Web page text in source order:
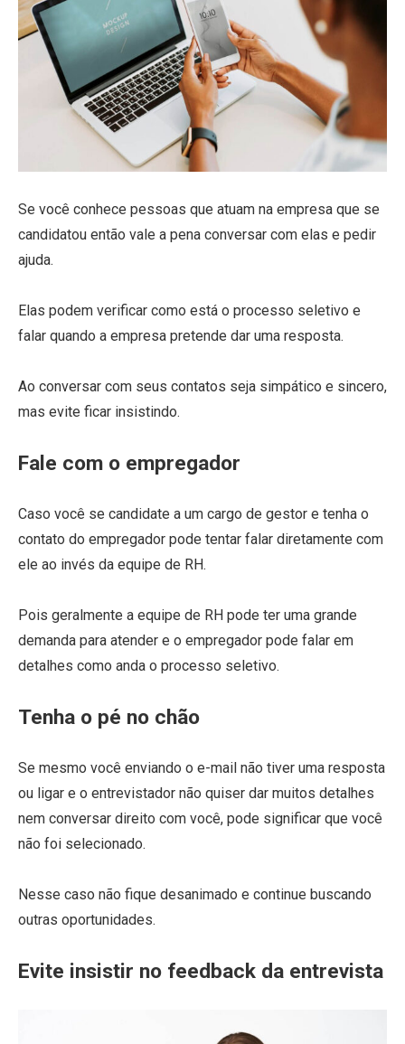
Se você conhece pessoas que atuam na empresa que se
candidatou então vale a pena conversar com elas e pedir
ajuda.
Elas podem verificar como está o processo seletivo e
falar quando a empresa pretende dar uma resposta.
Ao conversar com seus contatos seja simpático e sincero,
mas evite ficar insistindo.
Fale com o empregador
Caso você se candidate a um cargo de gestor e tenha o
contato do empregador pode tentar falar diretamente com
ele ao invés da equipe de RH.
Pois geralmente a equipe de RH pode ter uma grande
demanda para atender e o empregador pode falar em
detalhes como anda o processo seletivo.
Tenha o pé no chão
Se mesmo você enviando o e-mail não tiver uma resposta
ou ligar e o entrevistador não quiser dar muitos detalhes
nem conversar direito com você, pode significar que você
não foi selecionado.
Nesse caso não fique desanimado e continue buscando
outras oportunidades.
Evite insistir no feedback da entrevista